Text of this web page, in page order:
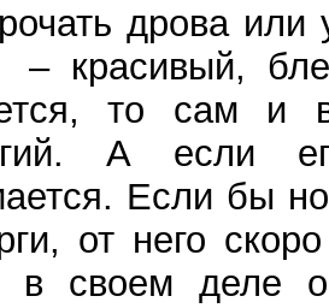
дрова или
красивый,
то сам и
А если
Если бы
от него
в своем деле